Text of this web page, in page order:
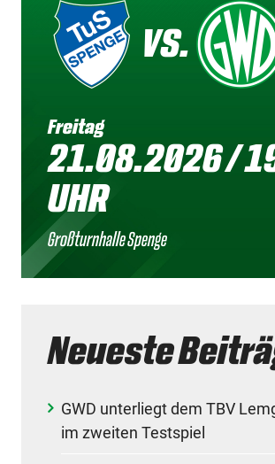
VS.
Freitag
21.08.2026 /
UHR
Großturnhalle Spenge
Neueste
GWD unterliegt dem TBV
im zweiten Testspiel